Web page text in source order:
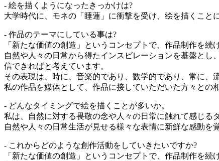
- 絵を描くようになったきっかけは?
大学時代に、モネの「睡蓮」に衝撃を受け、絵を描くこと
- 作品のテーマにしている事は?
「新たな価値の創造」というコンセプトで、作品制作を続
自然や人々の日常から得たインスピレーションを基盤と
信できればと考えています。
その表現は、時に、音楽的であり、数学的であり、常に、
私の作品を媒体として、作品に接していただいた方々との
- どんなタイミングで絵を描くことが多いか。
私は、自然に対する畏敬の念や人々の日常に触れて感じる
自然や人々の日常生活が見せる様々な表情に新鮮な感動を
- これからどのような創作活動をしていきたいですか?
「新たな価値の創造」というコンセプトで、作品制作を